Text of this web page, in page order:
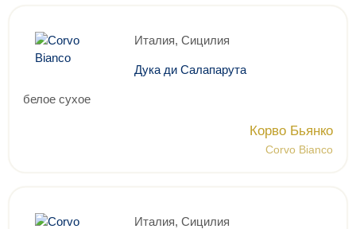
Италия, Сицилия
Дука ди Салапарута
белое сухое
Корво Бьянко
Corvo Bianco
Италия, Сицилия